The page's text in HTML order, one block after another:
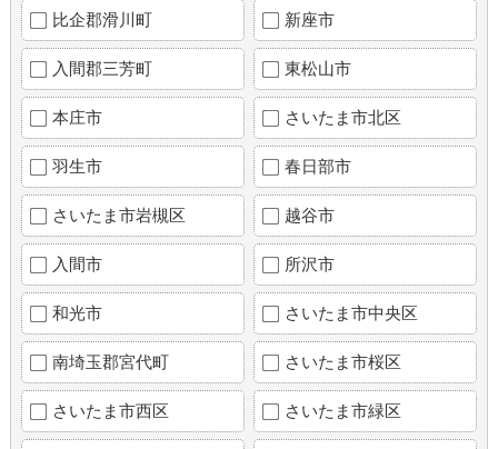
比企郡滑川町 新座市
入間郡三芳町 東松山市
本庄市 さいたま市北区
羽生市 春日部市
さいたま市岩槻区 越谷市
入間市 所沢市
和光市 さいたま市中央区
南埼玉郡宮代町 さいたま市桜区
さいたま市西区 さいたま市緑区